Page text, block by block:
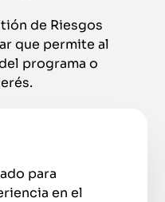
de Riesgos
que permite al
programa o
para
en el